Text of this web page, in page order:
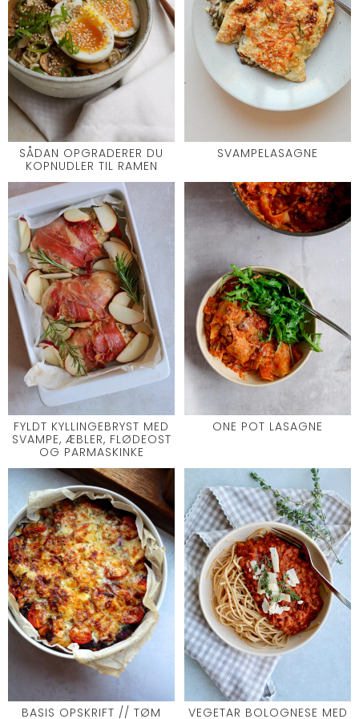
SÅDAN OPGRADERER DU
KOPNUDLER TIL RAMEN
SVAMPELASAGNE
FYLDT KYLLINGEBRYST MED
SVAMPE, ÆBLER, FLØDEOST
OG PARMASKINKE
ONE POT LASAGNE
BASIS OPSKRIFT // TØM
VEGETAR BOLOGNESE MED